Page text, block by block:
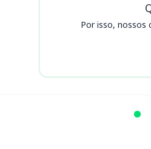
Por isso, nossos